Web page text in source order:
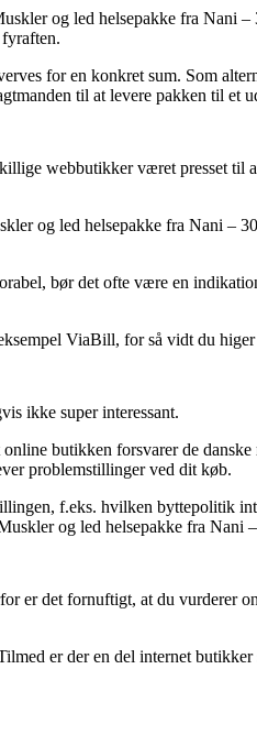
og led helsepakke fra Nani
for en konkret sum. Som
til at levere pakken til et
webbutikker været presset til
og led helsepakke fra Nani –
bør det ofte være en
ViaBill, for så vidt du higer
ikke super interessant.
butikken forsvarer de
problemstillinger ved dit køb.
f.eks. hvilken byttepolitik
og led helsepakke fra
er det fornuftigt, at du vurderer
er der en del internet